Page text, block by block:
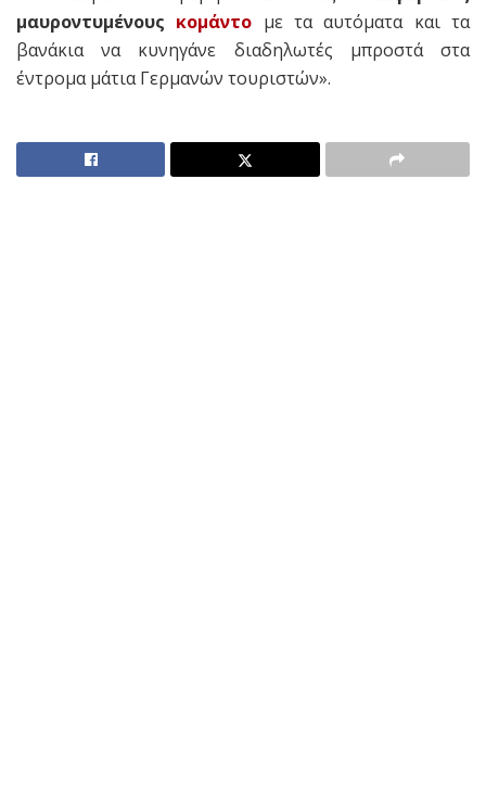
μαυροντυμένους κομάντο με τα αυτόματα και τα
βανάκια να κυνηγάνε διαδηλωτές μπροστά στα
έντρομα μάτια Γερμανών τουριστών».